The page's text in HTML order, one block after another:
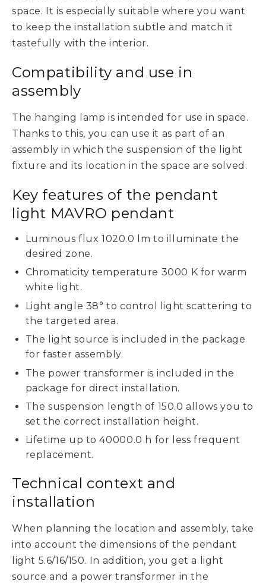
space. It is especially suitable where you want
to keep the installation subtle and match it
tastefully with the interior.
Compatibility and use in
assembly
The hanging lamp is intended for use in space.
Thanks to this, you can use it as part of an
assembly in which the suspension of the light
fixture and its location in the space are solved.
Key features of the pendant
light MAVRO pendant
Luminous flux 1020.0 lm to illuminate the
desired zone.
Chromaticity temperature 3000 K for warm
white light.
Light angle 38° to control light scattering to
the targeted area.
The light source is included in the package
for faster assembly.
The power transformer is included in the
package for direct installation.
The suspension length of 150.0 allows you to
set the correct installation height.
Lifetime up to 40000.0 h for less frequent
replacement.
Technical context and
installation
When planning the location and assembly, take
into account the dimensions of the pendant
light 5.6/16/150. In addition, you get a light
source and a power transformer in the